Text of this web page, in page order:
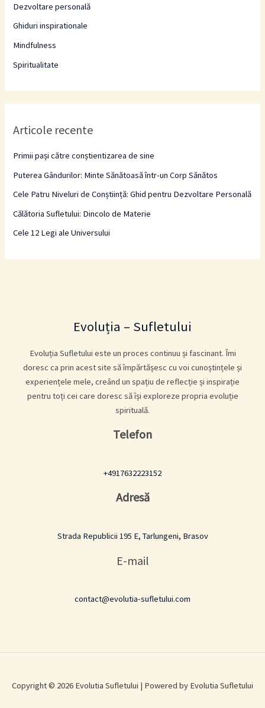
o
r
:
Dezvoltare personală
Ghiduri inspirationale
Mindfulness
Spiritualitate
Articole recente
Primii pași către conștientizarea de sine
Puterea Gândurilor: Minte Sănătoasă într-un Corp Sănătos
Cele Patru Niveluri de Conștiință: Ghid pentru Dezvoltare Personală
Călătoria Sufletului: Dincolo de Materie
Cele 12 Legi ale Universului
Evoluția – Sufletului
Evoluția Sufletului este un proces continuu și fascinant. Îmi
doresc ca prin acest site să împărtășesc cu voi cunoștințele și
experiențele mele, creând un spațiu de reflecție și inspirație
pentru toți cei care doresc să își exploreze propria evoluție
spirituală.
Telefon
+4917632223152
Adresă
Strada Republicii 195 E, Tarlungeni, Brasov
E-mail
contact@evolutia-sufletului.com
Copyright © 2026 Evolutia Sufletului | Powered by Evolutia Sufletului